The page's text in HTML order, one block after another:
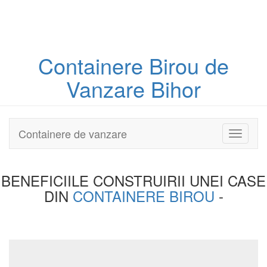
Containere Birou de
Vanzare Bihor
Toggle
Containere de vanzare
BENEFICIILE CONSTRUIRII UNEI CASE
DIN CONTAINERE BIROU -